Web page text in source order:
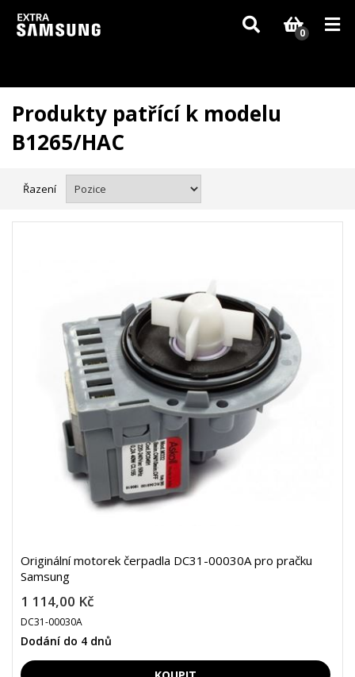
Vzhledem k aktuální situaci se může dodání dílů, které nejsou skladem,
zpozdit. Děkujeme za pochopení.
0
Produkty patřící k modelu
B1265/HAC
Řazení
Originální motorek čerpadla DC31-00030A pro pračku
Samsung
1 114,00 Kč
DC31-00030A
Dodání do 4 dnů